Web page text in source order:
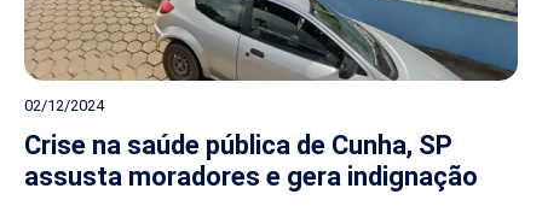
02/12/2024
Crise na saúde pública de Cunha, SP
assusta moradores e gera indignação